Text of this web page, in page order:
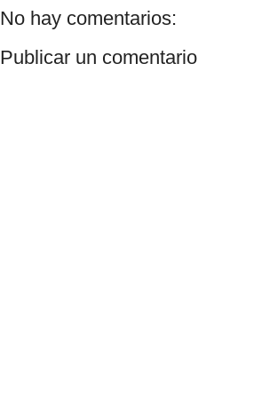
No hay comentarios:
Publicar un comentario